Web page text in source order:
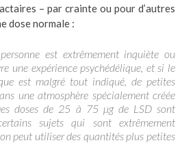
– par crainte ou pour d’autres
dose normale :
est extrêmement inquiète ou
une expérience psychédélique, et si le
est malgré tout indiqué, de petites
une atmosphère spécialement créée
doses de 25 à 75 µg de LSD sont
sujets qui sont extrêmement
peut utiliser des quantités plus petites